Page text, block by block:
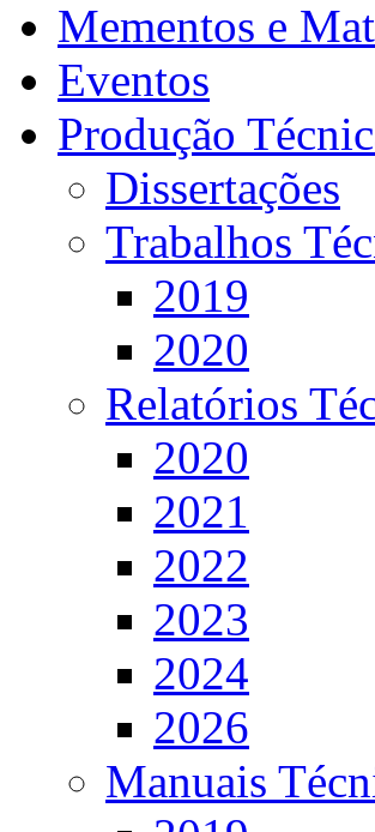
Mementos e
Eventos
Produção
Dissertações
Trabalhos
2019
2020
Relatórios
2020
2021
2022
2023
2024
2026
Manuais